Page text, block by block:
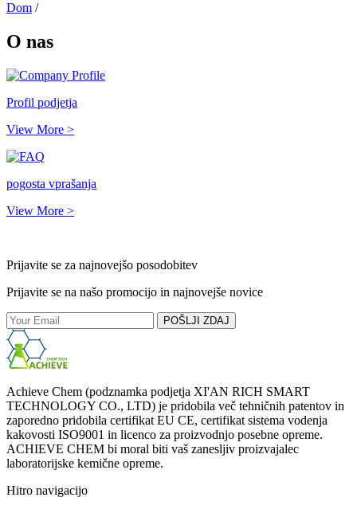
Dom /
O nas
Profil podjetja
View More >
pogosta vprašanja
View More >
Prijavite se za najnovejšo posodobitev
Prijavite se na našo promocijo in najnovejše novice
POŠLJI ZDAJ
Achieve Chem (podznamka podjetja XI'AN RICH SMART
TECHNOLOGY CO., LTD) je pridobila več tehničnih patentov in
zaporedno pridobila certifikat EU CE, certifikat sistema vodenja
kakovosti ISO9001 in licenco za proizvodnjo posebne opreme.
ACHIEVE CHEM bi moral biti vaš zanesljiv proizvajalec
laboratorijske kemične opreme.
Hitro navigacijo